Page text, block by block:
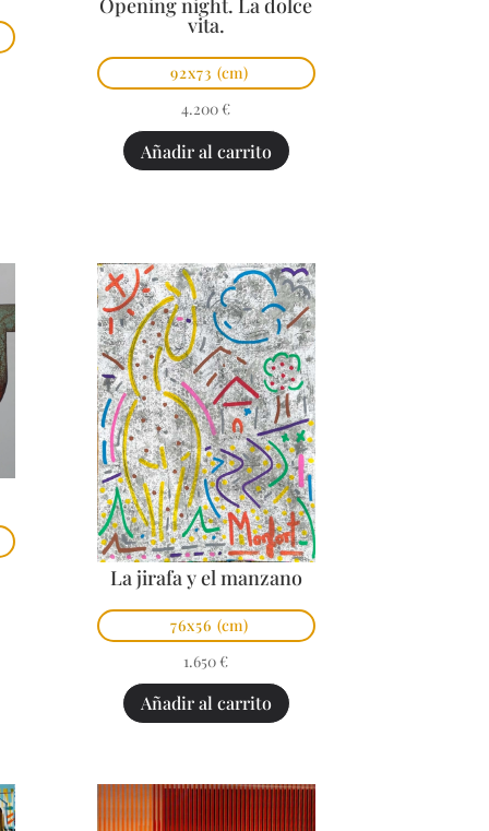
Opening night. La dolce
vita.
92x73 (cm)
4.200 €
Añadir al carrito
La jirafa y el manzano
76x56 (cm)
1.650 €
Añadir al carrito